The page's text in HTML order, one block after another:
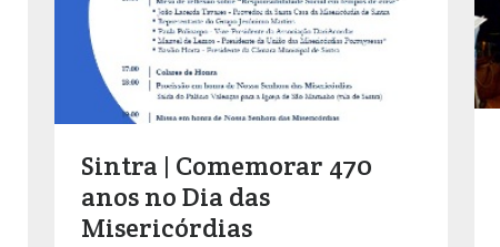
Sintra | Comemorar 470
anos no Dia das
Misericórdias